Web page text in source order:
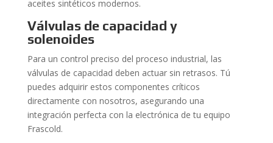
aceites sintéticos modernos.
Válvulas de capacidad y
solenoides
Para un control preciso del proceso industrial, las
válvulas de capacidad deben actuar sin retrasos. Tú
puedes adquirir estos componentes críticos
directamente con nosotros, asegurando una
integración perfecta con la electrónica de tu equipo
Frascold.